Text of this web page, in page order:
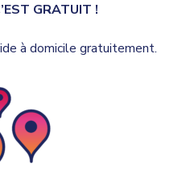
GRATUIT !
à domicile gratuitement.